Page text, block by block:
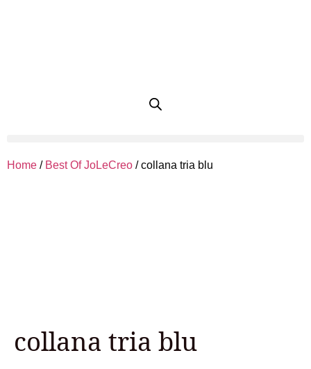
Home / Best Of JoLeCreo / collana tria blu
collana tria blu